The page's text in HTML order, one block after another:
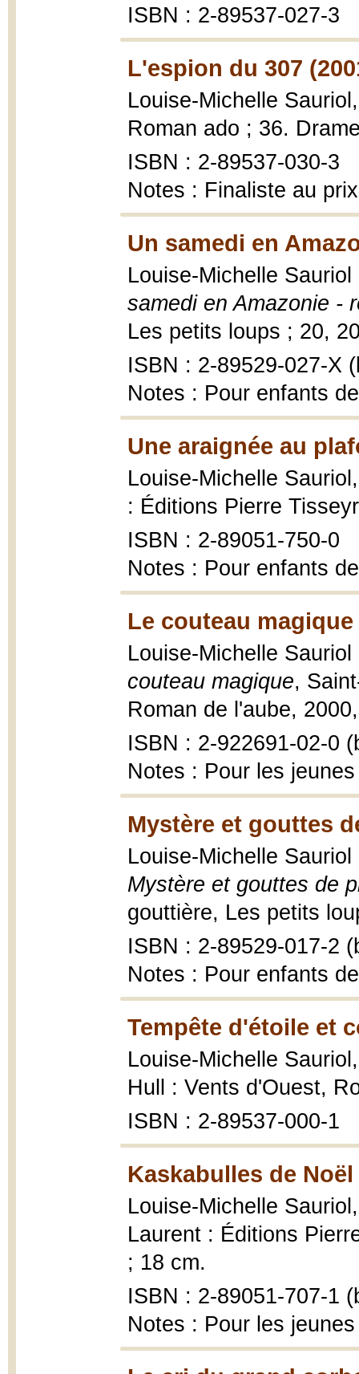
ISBN : 2-89537-027-3
L'espion du 307
Louise-Michelle
Roman ado ; 36.
ISBN : 2-89537-030-3
Notes : Finaliste au
Un samedi en
Louise-Michelle
samedi en Amazonie -
Les petits loups ; 20,
ISBN : 2-89529-027-X
Notes : Pour enfants
Une araignée au
Louise-Michelle
: Éditions Pierre
ISBN : 2-89051-750-0
Notes : Pour enfants
Le couteau magique
Louise-Michelle
couteau magique,
Roman de l'aube,
ISBN : 2-922691-02-0
Notes : Pour les
Mystère et gouttes
Louise-Michelle
Mystère et gouttes de
gouttière, Les petits
ISBN : 2-89529-017-2
Notes : Pour enfants
Tempête d'étoile et
Louise-Michelle
Hull : Vents d'Ouest,
ISBN : 2-89537-000-1
Kaskabulles de Noël
Louise-Michelle
Laurent : Éditions
; 18 cm.
ISBN : 2-89051-707-1
Notes : Pour les